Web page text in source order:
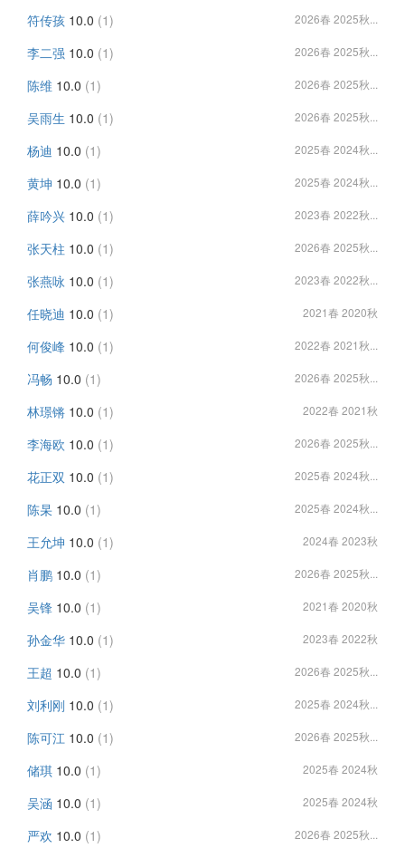
符传孩 10.0 (1) 2026春 2025秋...
李二强 10.0 (1) 2026春 2025秋...
陈维 10.0 (1) 2026春 2025秋...
吴雨生 10.0 (1) 2026春 2025秋...
杨迪 10.0 (1) 2025春 2024秋...
黄坤 10.0 (1) 2025春 2024秋...
薛吟兴 10.0 (1) 2023春 2022秋...
张天柱 10.0 (1) 2026春 2025秋...
张燕咏 10.0 (1) 2023春 2022秋...
任晓迪 10.0 (1) 2021春 2020秋
何俊峰 10.0 (1) 2022春 2021秋...
冯畅 10.0 (1) 2026春 2025秋...
林璟锵 10.0 (1) 2022春 2021秋
李海欧 10.0 (1) 2026春 2025秋...
花正双 10.0 (1) 2025春 2024秋...
陈杲 10.0 (1) 2025春 2024秋...
王允坤 10.0 (1) 2024春 2023秋
肖鹏 10.0 (1) 2026春 2025秋...
吴锋 10.0 (1) 2021春 2020秋
孙金华 10.0 (1) 2023春 2022秋
王超 10.0 (1) 2026春 2025秋...
刘利刚 10.0 (1) 2025春 2024秋...
陈可江 10.0 (1) 2026春 2025秋...
储琪 10.0 (1) 2025春 2024秋
吴涵 10.0 (1) 2025春 2024秋
严欢 10.0 (1) 2026春 2025秋...